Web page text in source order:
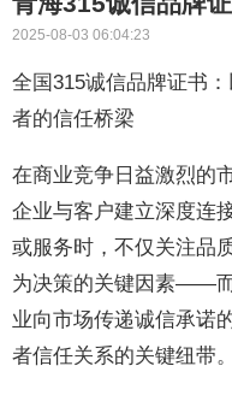
2025-08-03 06:04:23
全国315诚信品牌证书
者的信任桥梁
在商业竞争日益激烈的
企业与客户建立深度连
或服务时，不仅关注品
为决策的关键因素——
业向市场传递诚信承诺
者信任关系的关键纽带。